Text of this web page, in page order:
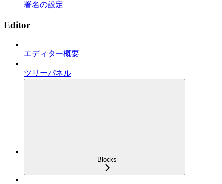
署名の設定
Editor
エディター概要
ツリーパネル
Blocks